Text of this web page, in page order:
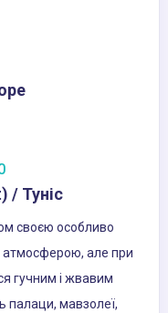
/ Туніс
своєю особливо
атмосферою, але при
гучним і жвавим
палаци, мавзолеї,